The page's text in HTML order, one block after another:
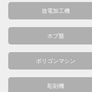
放電加工機
ホブ盤
ポリゴンマシン
彫刻機